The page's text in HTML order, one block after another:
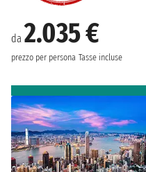
da 2.035 €
prezzo per persona Tasse incluse